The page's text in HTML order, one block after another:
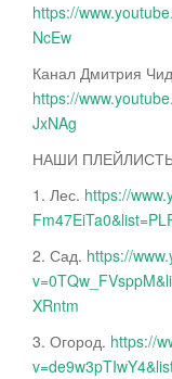
https://
NcEw
Канал Дмитрия
https://
JxNAg
НАШИ
1. Лес. https://
2. Сад. https://
XRntm
3. Огород. https://